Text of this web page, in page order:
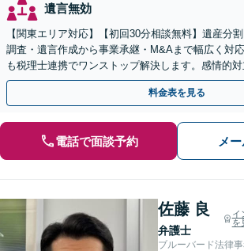
遺言無効
【関東エリア対応】【初回30分相談無料】遺産分
調査・遺言作成から事業承継・M&Aまで幅広く対
も税理士連携でワンストップ解決します。感情的
紛争予防をご検討の方も、お気軽にご相談くださ
料金表を見る
電話で面談予約 メ
佐藤 良
弁護士
イ
を
ブルーバード法律